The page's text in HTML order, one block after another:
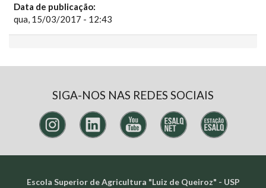
Data de publicação:
qua, 15/03/2017 - 12:43
SIGA-NOS NAS REDES SOCIAIS
Escola Superior de Agricultura "Luiz de Queiroz" - USP